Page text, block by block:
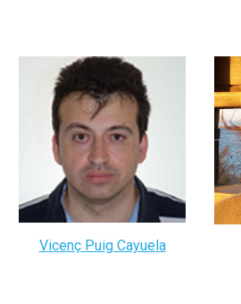
Vicenç Puig Cayuela